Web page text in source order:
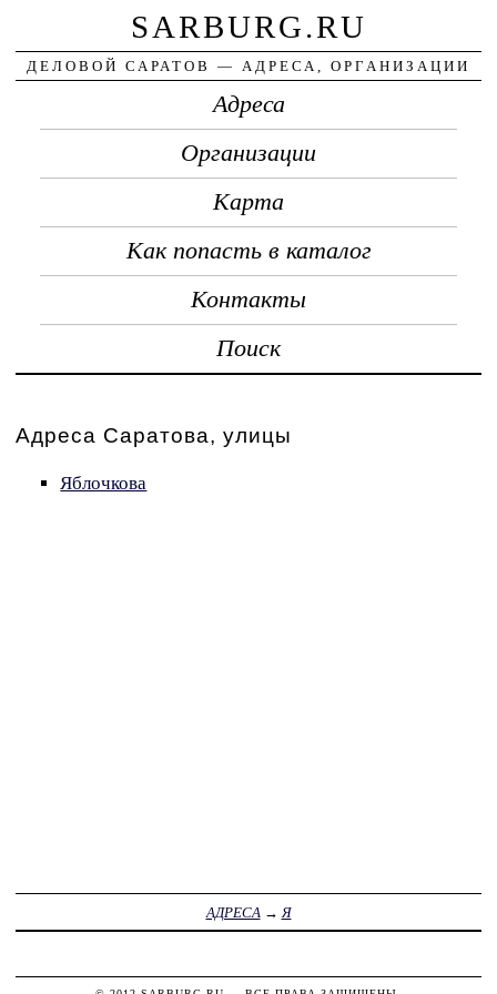
SARBURG.RU
ДЕЛОВОЙ САРАТОВ — АДРЕСА, ОРГАНИЗАЦИИ
Адреса
Организации
Карта
Как попасть в каталог
Контакты
Поиск
Адреса Саратова, улицы
Яблочкова
АДРЕСА → Я